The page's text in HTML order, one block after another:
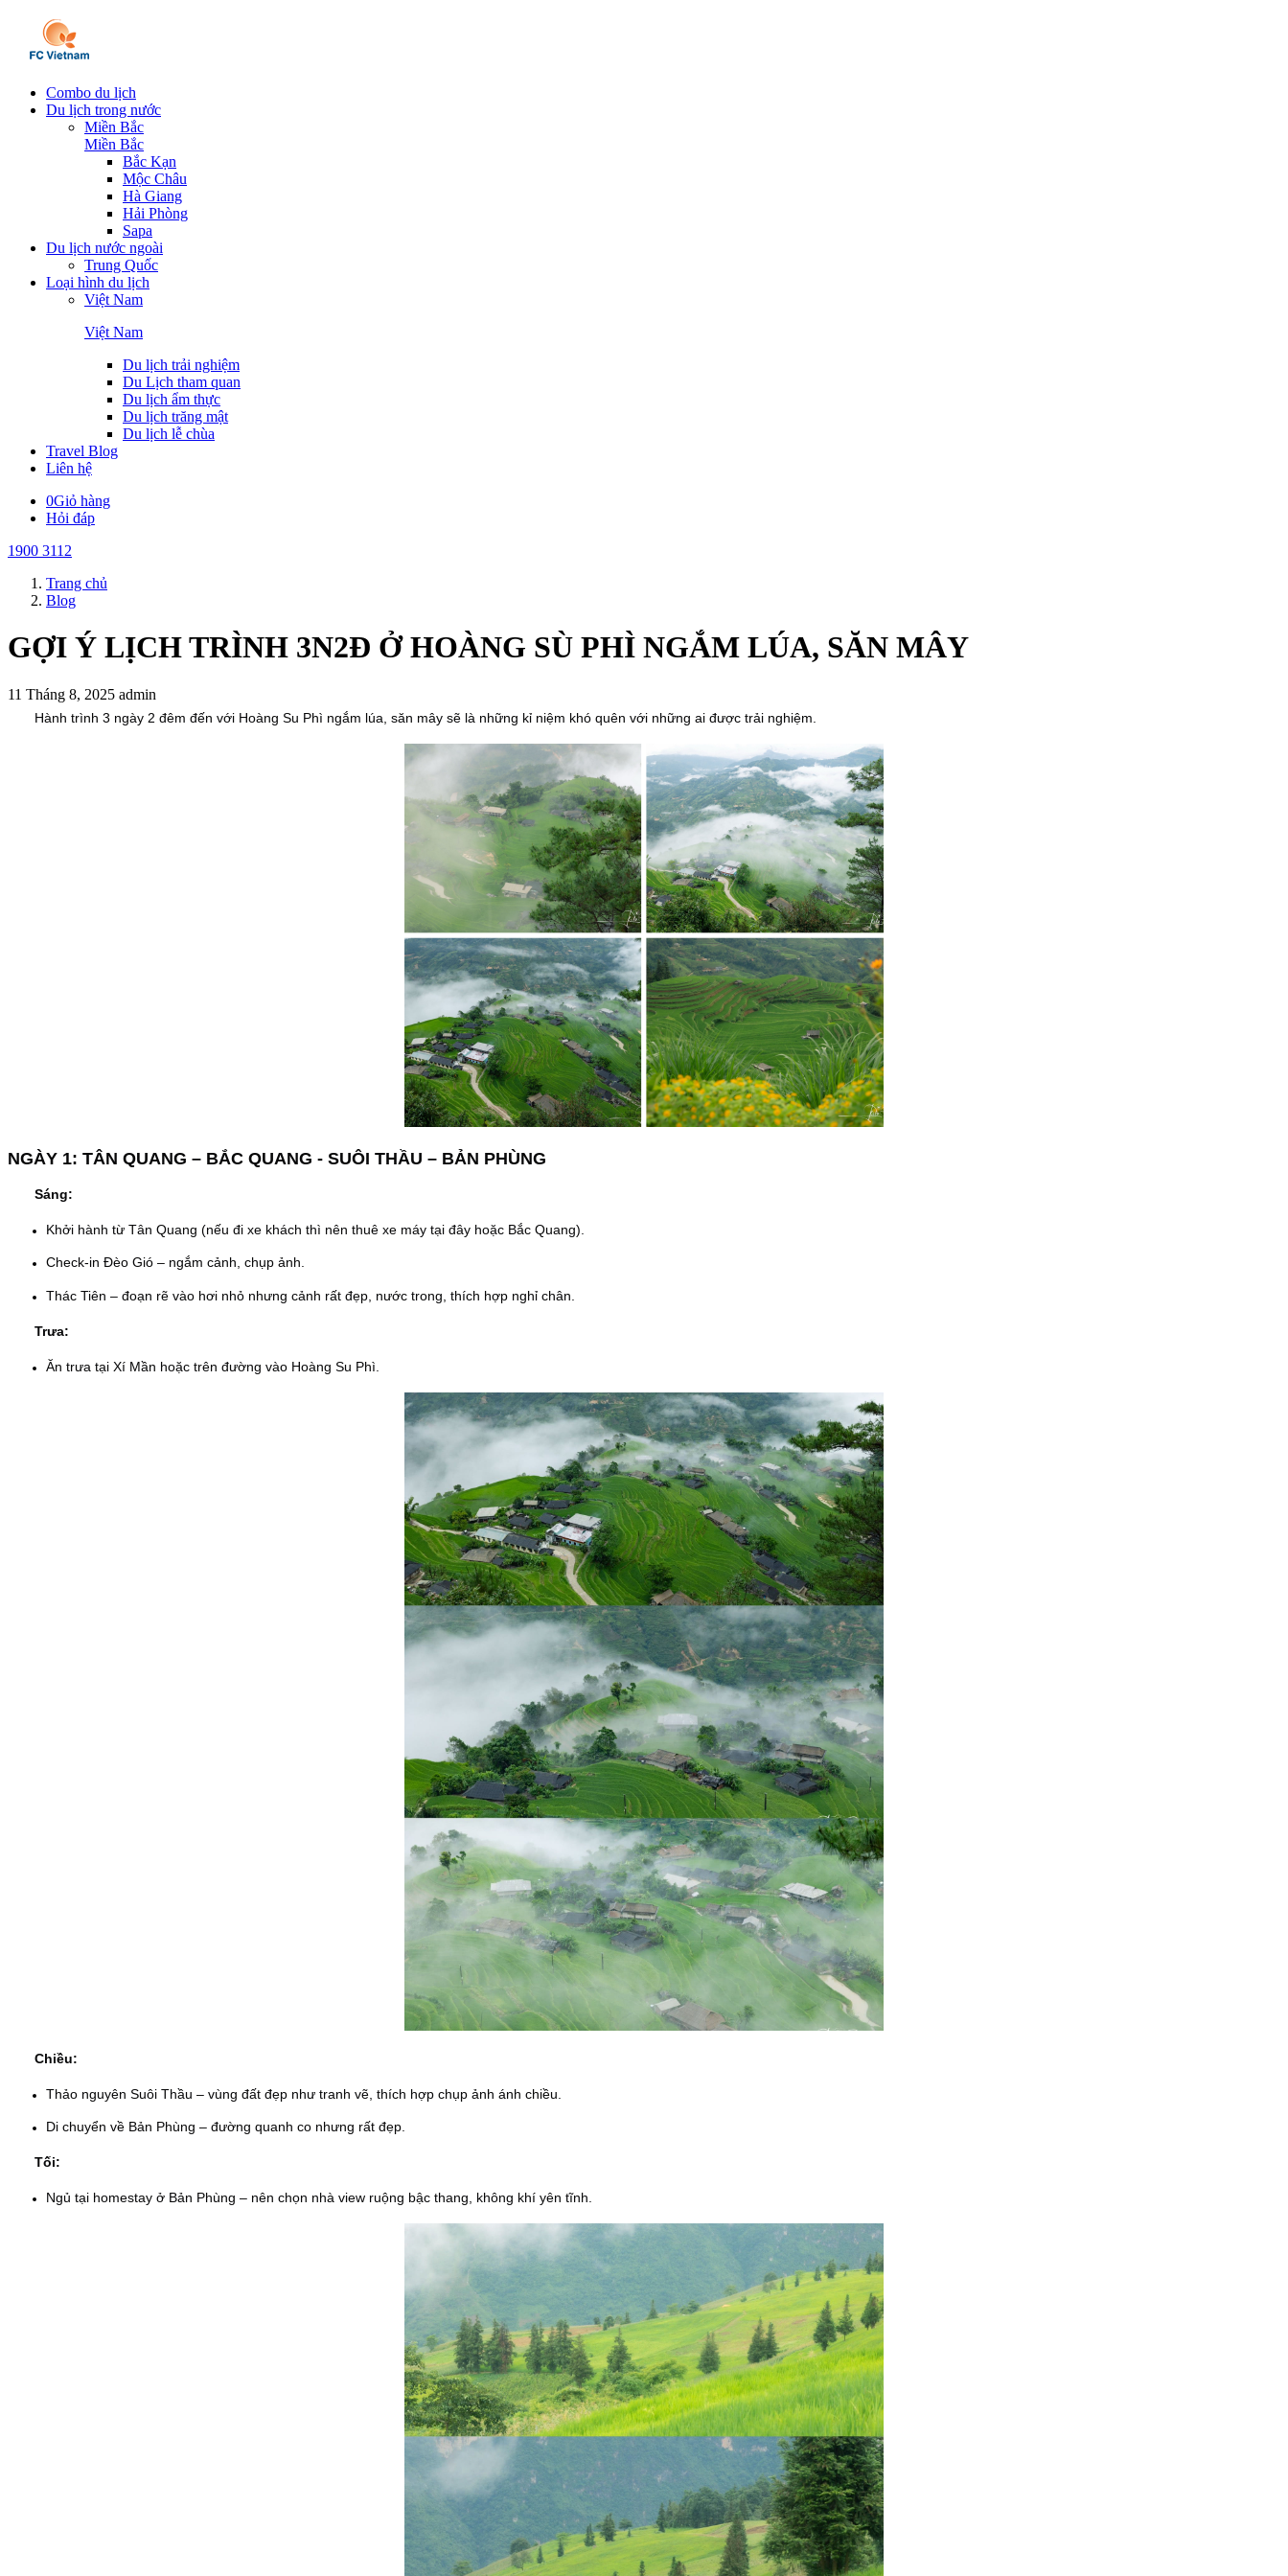
Combo du lịch
Du lịch trong nước
Miền Bắc
Miền Bắc
Bắc Kạn
Mộc Châu
Hà Giang
Hải Phòng
Sapa
Du lịch nước ngoài
Trung Quốc
Loại hình du lịch
Việt Nam
Việt Nam
Du lịch trải nghiệm
Du Lịch tham quan
Du lịch ẩm thực
Du lịch trăng mật
Du lịch lễ chùa
Travel Blog
Liên hệ
0Giỏ hàng
Hỏi đáp
1900 3112
Trang chủ
Blog
GỢI Ý LỊCH TRÌNH 3N2Đ Ở HOÀNG SÙ PHÌ NGẮM LÚA, SĂN MÂY
11 Tháng 8, 2025 admin
Hành trình 3 ngày 2 đêm đến với Hoàng Su Phì ngắm lúa, săn mây sẽ là những kỉ niệm khó quên với những ai được trải nghiệm.
NGÀY 1: TÂN QUANG – BẮC QUANG - SUÔI THẦU – BẢN PHÙNG
Sáng:
Khởi hành từ Tân Quang (nếu đi xe khách thì nên thuê xe máy tại đây hoặc Bắc Quang).
Check-in Đèo Gió – ngắm cảnh, chụp ảnh.
Thác Tiên – đoạn rẽ vào hơi nhỏ nhưng cảnh rất đẹp, nước trong, thích hợp nghỉ chân.
Trưa:
Ăn trưa tại Xí Mần hoặc trên đường vào Hoàng Su Phì.
Chiều:
Thảo nguyên Suôi Thầu – vùng đất đẹp như tranh vẽ, thích hợp chụp ảnh ánh chiều.
Di chuyển về Bản Phùng – đường quanh co nhưng rất đẹp.
Tối:
Ngủ tại homestay ở Bản Phùng – nên chọn nhà view ruộng bậc thang, không khí yên tĩnh.